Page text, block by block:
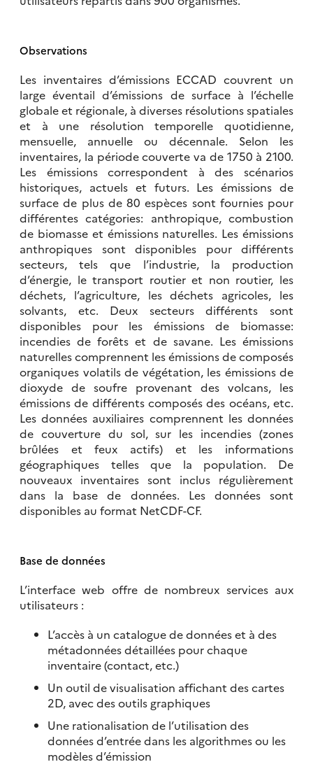
Observations
Les inventaires d’émissions ECCAD couvrent un
large éventail d’émissions de surface à l’échelle
globale et régionale, à diverses résolutions spatiales
et à une résolution temporelle quotidienne,
mensuelle, annuelle ou décennale. Selon les
inventaires, la période couverte va de 1750 à 2100.
Les émissions correspondent à des scénarios
historiques, actuels et futurs. Les émissions de
surface de plus de 80 espèces sont fournies pour
différentes catégories: anthropique, combustion
de biomasse et émissions naturelles. Les émissions
anthropiques sont disponibles pour différents
secteurs, tels que l’industrie, la production
d’énergie, le transport routier et non routier, les
déchets, l’agriculture, les déchets agricoles, les
solvants, etc. Deux secteurs différents sont
disponibles pour les émissions de biomasse:
incendies de forêts et de savane. Les émissions
naturelles comprennent les émissions de composés
organiques volatils de végétation, les émissions de
dioxyde de soufre provenant des volcans, les
émissions de différents composés des océans, etc.
Les données auxiliaires comprennent les données
de couverture du sol, sur les incendies (zones
brûlées et feux actifs) et les informations
géographiques telles que la population. De
nouveaux inventaires sont inclus régulièrement
dans la base de données. Les données sont
disponibles au format NetCDF-CF.
Base de données
L’interface web offre de nombreux services aux
utilisateurs :
L’accès à un catalogue de données et à des
métadonnées détaillées pour chaque
inventaire (contact, etc.)
Un outil de visualisation affichant des cartes
2D, avec des outils graphiques
Une rationalisation de l’utilisation des
données d’entrée dans les algorithmes ou les
modèles d’émission